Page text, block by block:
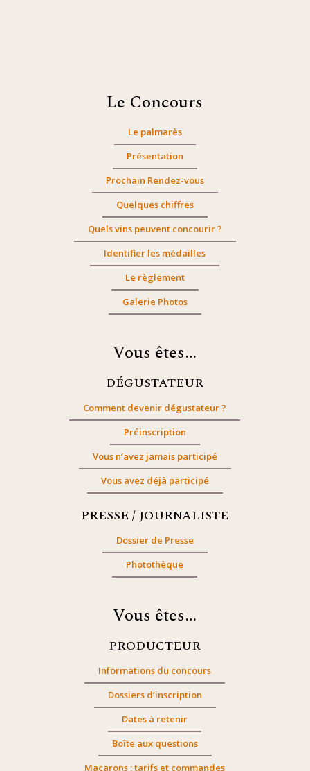
Le Concours
Le palmarès
Présentation
Prochain Rendez-vous
Quelques chiffres
Quels vins peuvent concourir ?
Identifier les médailles
Le règlement
Galerie Photos
Vous êtes…
DÉGUSTATEUR
Comment devenir dégustateur ?
Préinscription
Vous n’avez jamais participé
Vous avez déjà participé
PRESSE / JOURNALISTE
Dossier de Presse
Photothèque
Vous êtes…
PRODUCTEUR
Informations du concours
Dossiers d’inscription
Dates à retenir
Boîte aux questions
Macarons : tarifs et commandes